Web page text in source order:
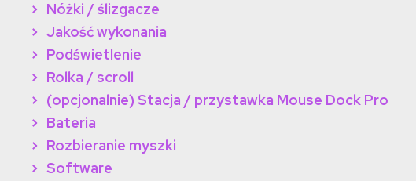
Nóżki / ślizgacze
Jakość wykonania
Podświetlenie
Rolka / scroll
(opcjonalnie) Stacja / przystawka Mouse Dock Pro
Bateria
Rozbieranie myszki
Software